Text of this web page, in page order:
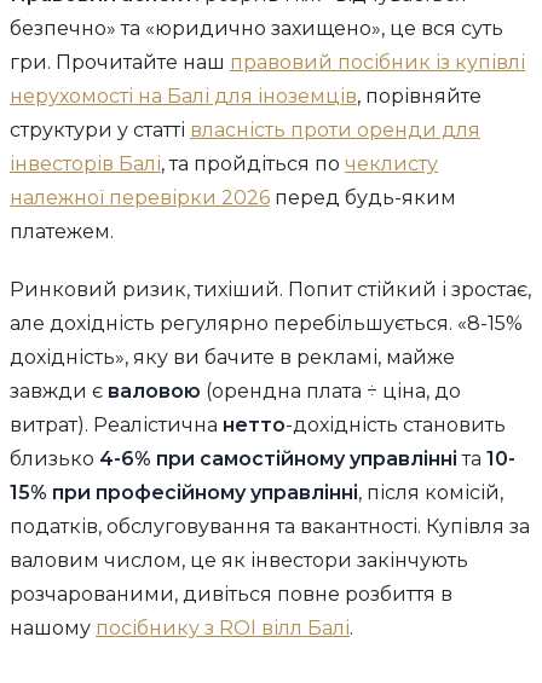
безпечно» та «юридично захищено», це вся суть
гри. Прочитайте наш правовий посібник із купівлі
нерухомості на Балі для іноземців, порівняйте
структури у статті власність проти оренди для
інвесторів Балі, та пройдіться по чеклисту
належної перевірки 2026 перед будь-яким
платежем.
Ринковий ризик, тихіший. Попит стійкий і зростає,
але дохідність регулярно перебільшується. «8-15%
дохідність», яку ви бачите в рекламі, майже
завжди є валовою (орендна плата ÷ ціна, до
витрат). Реалістична нетто-дохідність становить
близько 4-6% при самостійному управлінні та 10-
15% при професійному управлінні, після комісій,
податків, обслуговування та вакантності. Купівля за
валовим числом, це як інвестори закінчують
розчарованими, дивіться повне розбиття в
нашому посібнику з ROI вілл Балі.